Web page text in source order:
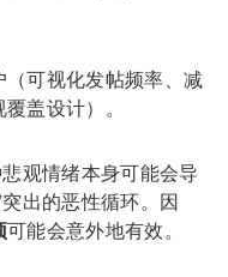
（可视化发帖频率、减
盖设计）。
悲观情绪本身可能会导
出的恶性循环。因
可能会意外地有效。